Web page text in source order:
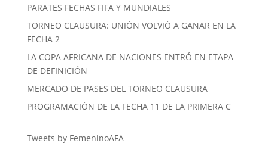
PARATES FECHAS FIFA Y MUNDIALES
TORNEO CLAUSURA: UNIÓN VOLVIÓ A GANAR EN LA
FECHA 2
LA COPA AFRICANA DE NACIONES ENTRÓ EN ETAPA
DE DEFINICIÓN
MERCADO DE PASES DEL TORNEO CLAUSURA
PROGRAMACIÓN DE LA FECHA 11 DE LA PRIMERA C
Tweets by FemeninoAFA